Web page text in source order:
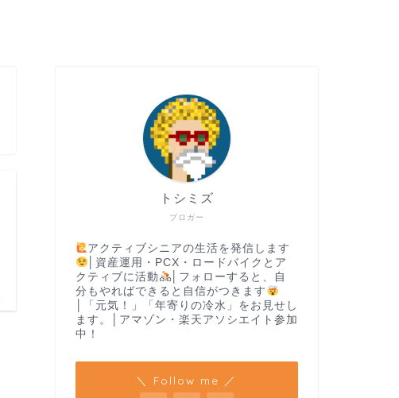
ブロガー
トシミズ
アクティブシニアの生活を発信します
│資産運用・PCX・ロードバイクとア
クティブに活動
│フォローすると、自
分もやればできると自信がつきます
│「元気！」「年寄りの冷水」をお見せし
ます。│アマゾン・楽天アソシエイト参加
中！
＼ Follow me ／